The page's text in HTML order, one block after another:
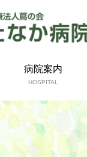
病院案内
HOSPITAL